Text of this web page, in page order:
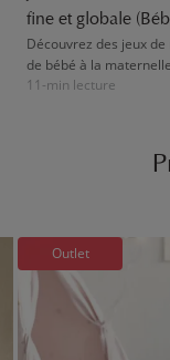
fine et globale
Découvrez des jeux
de bébé à la
pour accompagner les
11-min lecture
Outlet